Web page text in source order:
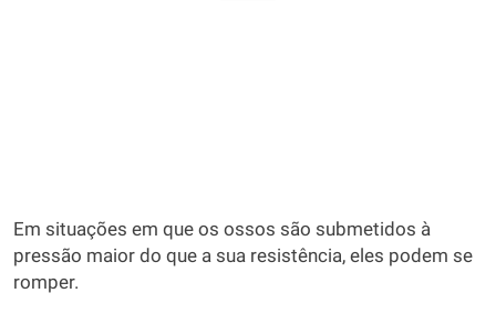
Em situações em que os ossos são submetidos à
pressão maior do que a sua resistência, eles podem se
romper.